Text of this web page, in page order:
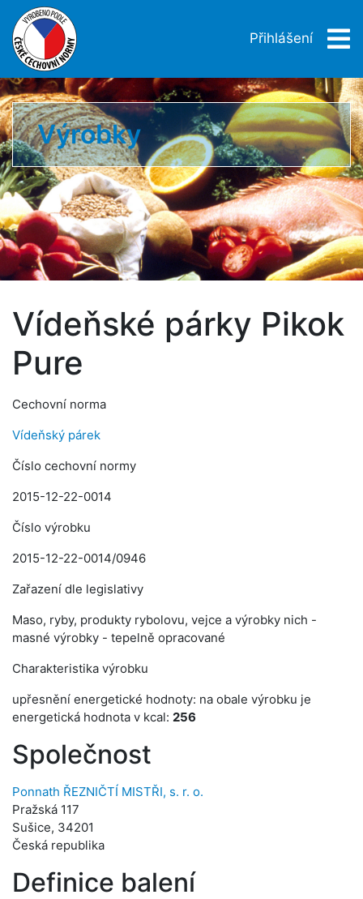
Přihlášení
Výrobky
Vídeňské párky Pikok
Pure
Cechovní norma
Vídeňský párek
Číslo cechovní normy
2015-12-22-0014
Číslo výrobku
2015-12-22-0014/0946
Zařazení dle legislativy
Maso, ryby, produkty rybolovu, vejce a výrobky nich -
masné výrobky - tepelně opracované
Charakteristika výrobku
upřesnění energetické hodnoty: na obale výrobku je
energetická hodnota v kcal: 256
Společnost
Ponnath ŘEZNIČTÍ MISTŘI, s. r. o.
Pražská 117
Sušice, 34201
Česká republika
Definice balení